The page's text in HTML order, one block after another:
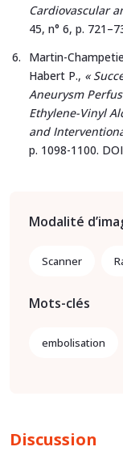
Cardiovascular
45, n° 6, p.
Martin-
Habert P., «
Aneurysm
Ethylene-Vinyl
and
p. 1098-1100.
Modalité
Scanner
Mots-clés
embolisation
Discussion